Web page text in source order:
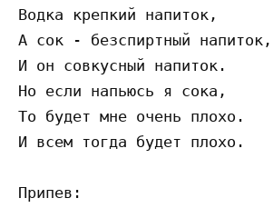
Водка крепкий напиток,
А сок - безспиртный напиток,
И он совкусный напиток.
Но если напьюсь я сока,
То будет мне очень плохо.
И всем тогда будет плохо.
Припев: